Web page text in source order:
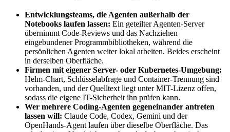
Entwicklungsteams, die Agenten außerhalb der
Notebooks laufen lassen: Ein geteilter Agenten-Server
übernimmt Code-Reviews und das Nachziehen
eingebundener Programmbibliotheken, während die
persönlichen Agenten weiter lokal arbeiten. Beides erscheint
in derselben Oberfläche.
Firmen mit eigener Server- oder Kubernetes-Umgebung:
Helm-Chart, Schlüsselabfrage und Container-Trennung sind
vorhanden, und der Quelltext liegt unter MIT-Lizenz offen,
sodass die eigene IT-Sicherheit ihn prüfen kann.
Wer mehrere Coding-Agenten gegeneinander antreten
lassen will: Claude Code, Codex, Gemini und der
OpenHands-Agent laufen über dieselbe Oberfläche. Das